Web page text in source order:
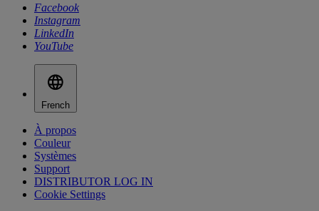
Facebook
Instagram
LinkedIn
YouTube
French
À propos
Couleur
Systèmes
Support
DISTRIBUTOR LOG IN
Cookie Settings